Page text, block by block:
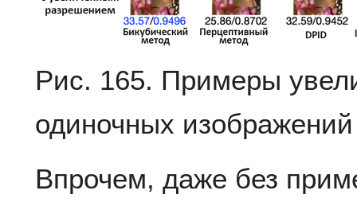
Рис. 165. Примеры
одиночных
Впрочем, даже без